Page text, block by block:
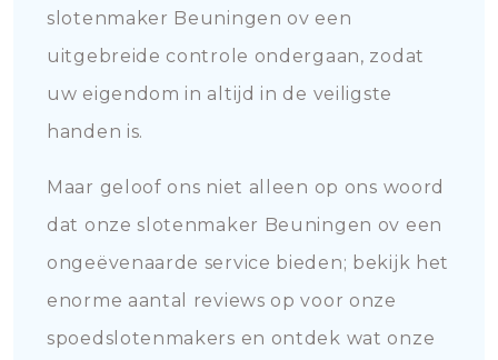
slotenmaker Beuningen ov een
uitgebreide controle ondergaan, zodat
uw eigendom in altijd in de veiligste
handen is.
Maar geloof ons niet alleen op ons woord
dat onze slotenmaker Beuningen ov een
ongeëvenaarde service bieden; bekijk het
enorme aantal reviews op voor onze
spoedslotenmakers en ontdek wat onze